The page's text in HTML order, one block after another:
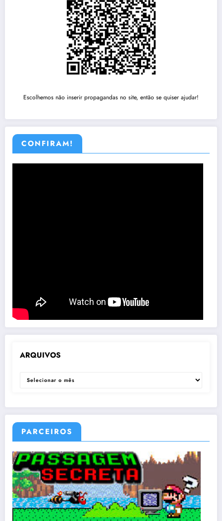
Escolhemos não inserir propagandas no site, então se quiser ajudar!
CONFIRAM!
ARQUIVOS
ARQUIVOS
PARCEIROS